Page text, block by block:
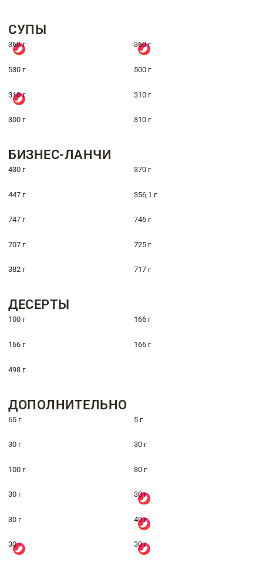
СУПЫ
360 г 360 г
530 г 500 г
310 г 310 г
300 г 310 г
БИЗНЕС-ЛАНЧИ
430 г 370 г
447 г 356,1 г
747 г 746 г
707 г 725 г
382 г 717 г
ДЕСЕРТЫ
100 г 166 г
166 г 166 г
498 г
ДОПОЛНИТЕЛЬНО
65 г 5 г
30 г 30 г
100 г 30 г
30 г 30 г
30 г 40 г
30 г 30 г